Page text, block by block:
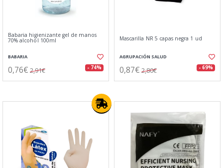
Babaria higienizante gel de manos
70% alcohol 100ml
BABARIA
0,76€ 2,91€ - 74%
Mascarilla NR 5 capas negra 1 ud
AGRUPACIÓN SALUD
0,87€ 2,80€ - 69%